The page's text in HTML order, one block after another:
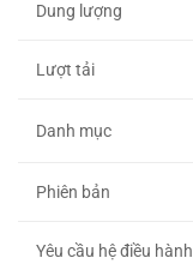
Dung lượng
Lượt tải
Danh mục
Phiên bản
Yêu cầu hệ điều hành